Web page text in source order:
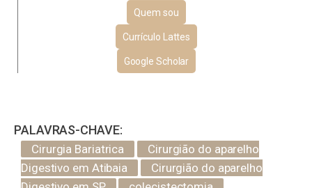
Quem sou
Currículo Lattes
Google Scholar
PALAVRAS-CHAVE:
Cirurgia Bariatrica
Cirurgião do aparelho
Digestivo em Atibaia
Cirurgião do aparelho